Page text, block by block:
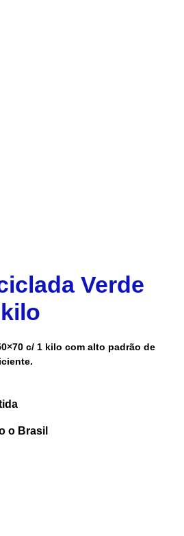
Verde
c/ 1 kilo com alto padrão de
o Brasil